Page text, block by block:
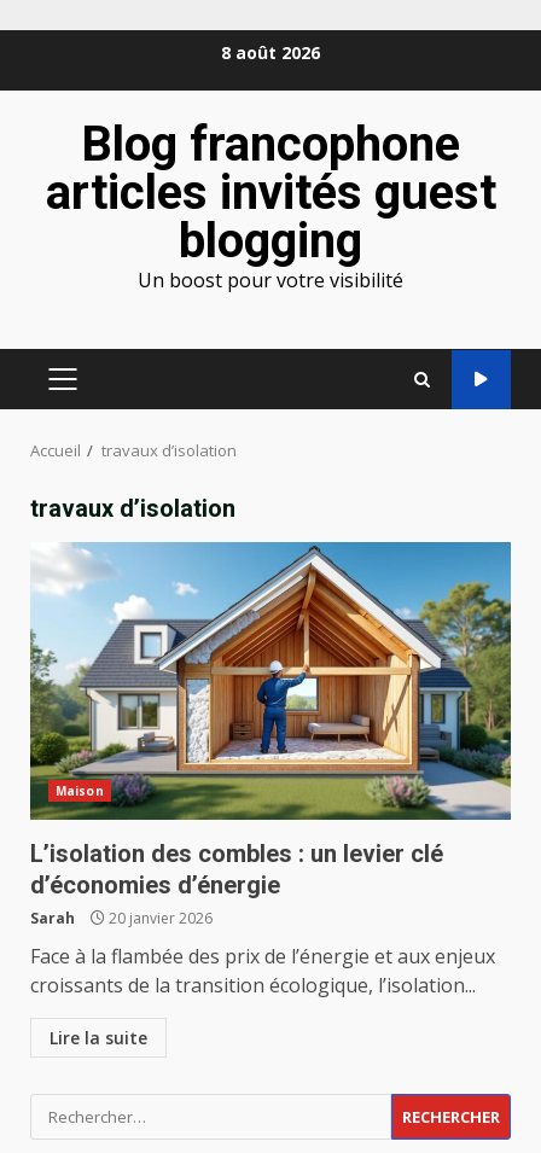
8 août 2026
Blog francophone
articles invités guest
blogging
Un boost pour votre visibilité
MENU
Accueil travaux d’isolation
travaux d’isolation
Maison
L’isolation des combles : un levier clé
d’économies d’énergie
Sarah 20 janvier 2026
Face à la flambée des prix de l’énergie et aux enjeux
croissants de la transition écologique, l’isolation...
Lire la suite
Rechercher :